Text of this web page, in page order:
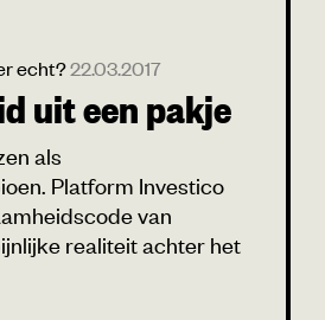
echt?22.03.2017
uit een pakje
als
Platform Investico
van
realiteit achter het